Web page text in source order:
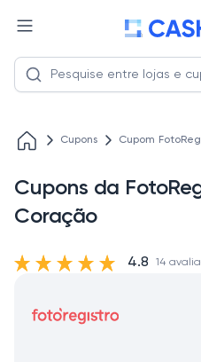
Cupons Cupom
Cupons da
Coração
4.8 14